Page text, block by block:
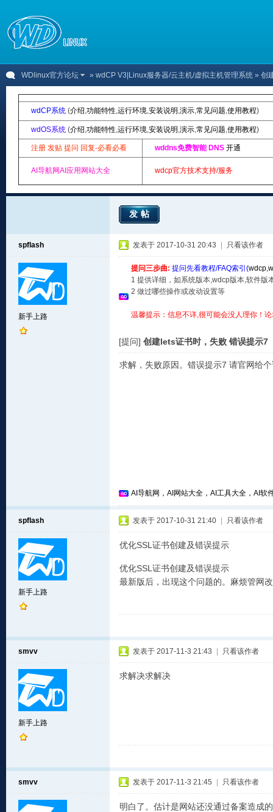
WDlinux官方论坛 » wdCP V3|Linux服务器/云主机/虚拟主机管理系统 » 创
wdCP系统 (介绍,功能特性,运行环境,安装说明 ,演示,常见问题,使用教程)
wdOS系统 (介绍,功能特性,运行环境,安装说明 ,演示,常见问题,使用教程)
注册 发贴 提问 回复-必看必看 wddns免费智能 DNS 开通
AI导航网AI应用网站大全 wdcp官方技术支持/服务
发帖
spflash
新手上路
发表于 2017-10-31 20:43 只看该作者
提问三步曲: 提问先看教程/FAQ索引(wdcp,
1 提供详细，如系统版本,wdcp版本,软件版
2 做过哪些操作或改动设置等
温馨提示：信息不详,很可能会没人理你！
[提问] 创建lets证书时，失败 错误提示7
求解，失败原因。错误提示7 请官网给
AI导航网，AI网站大全，AI工具大全，AI软
spflash
新手上路
发表于 2017-10-31 21:40 只看该作者
优化SSL证书创建及错误提示
优化SSL证书创建及错误提示
最新版后，出现这个问题的。麻烦管网
smvv
新手上路
发表于 2017-11-3 21:43 只看该作者
求解决求解决
smvv 发表于 2017-11-3 21:45 只看该作者
明白了。估计是网站还没通过备案造成的